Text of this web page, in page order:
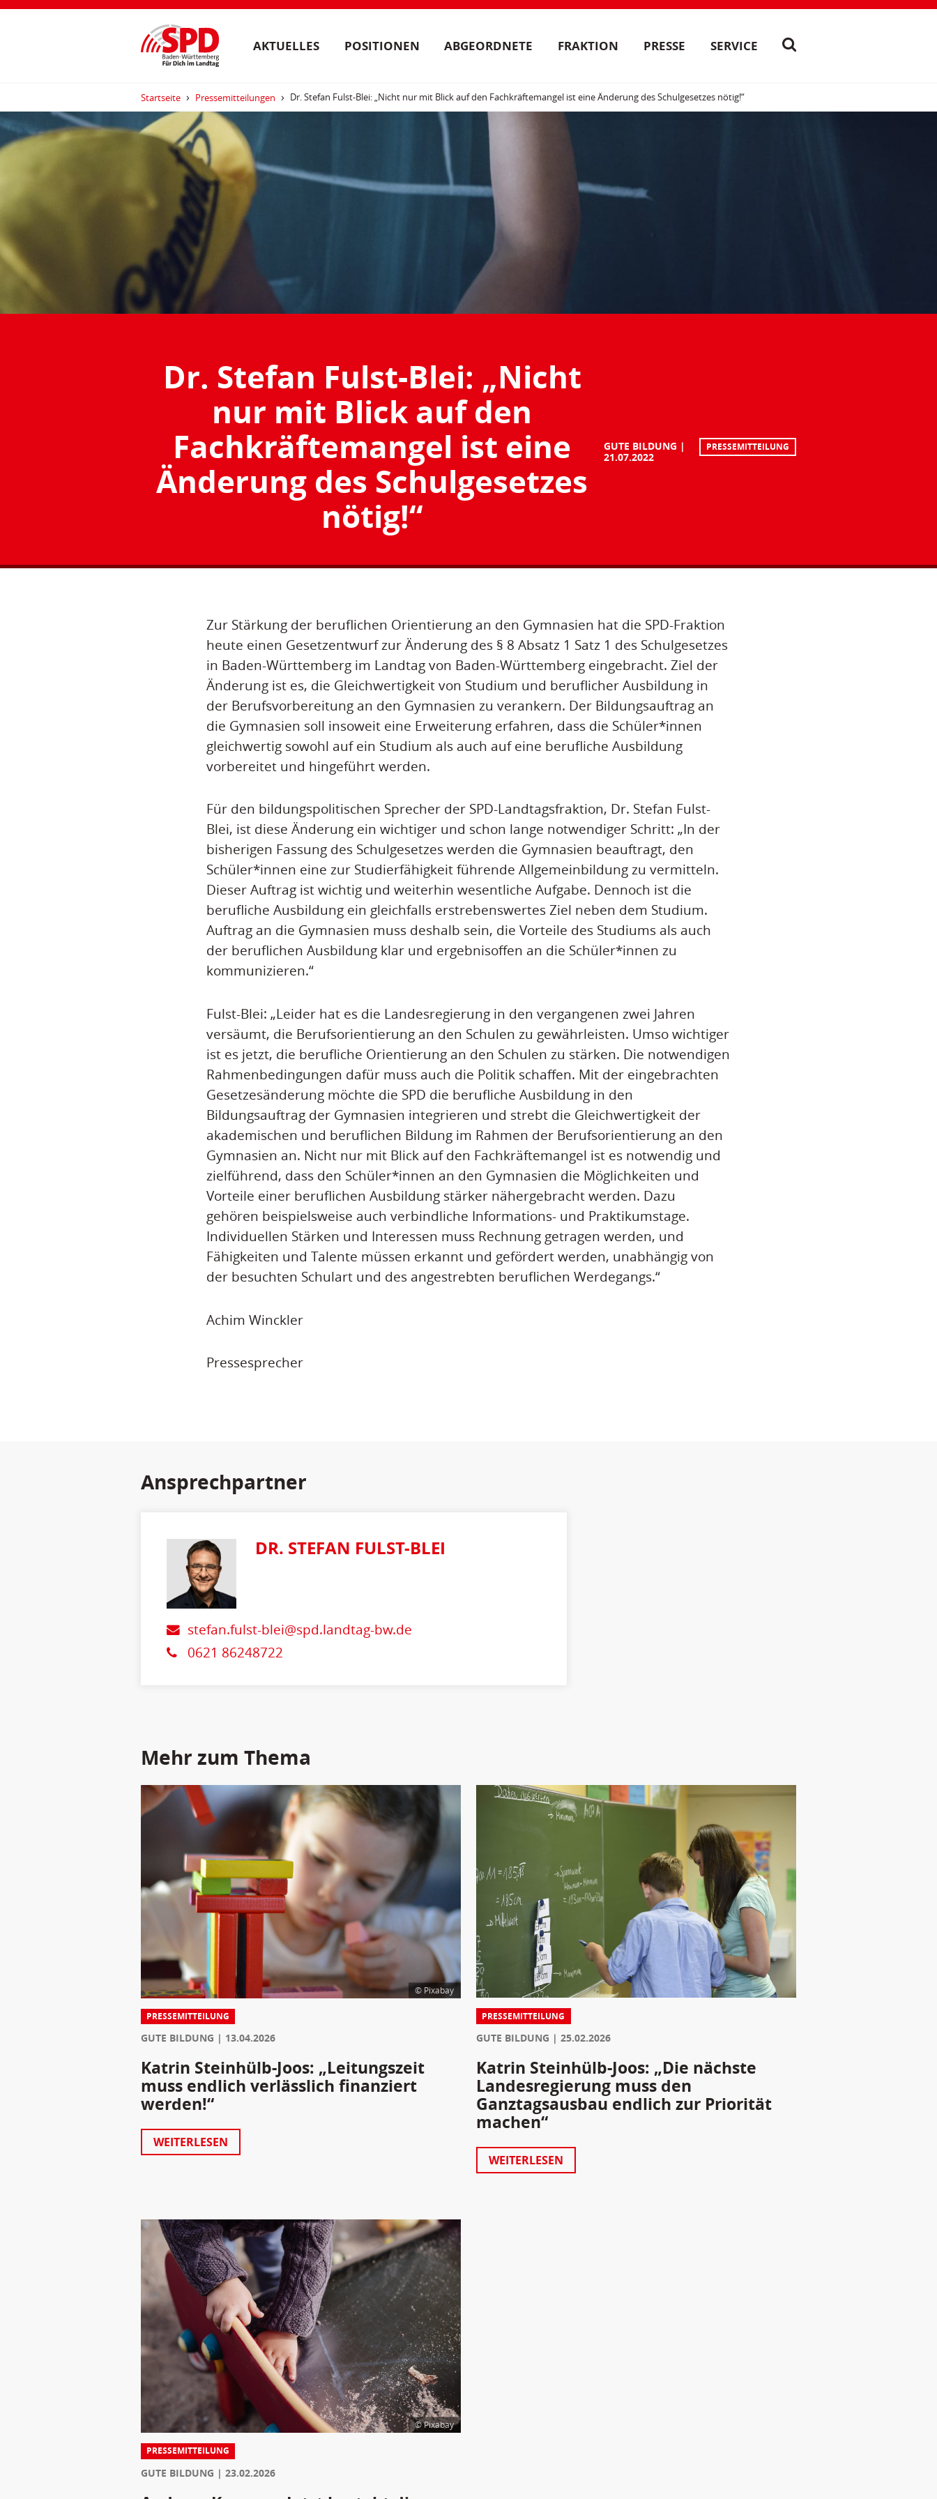
AKTUELLES POSITIONEN ABGEORDNETE FRAKTION PRESSE SERVICE
Startseite Pressemitteilungen Dr. Stefan Fulst-Blei: „Nicht nur mit Blick auf den Fachkräftemangel ist eine Änderung des Schulgesetzes nötig!“
Dr. Stefan Fulst-Blei: „Nicht
nur mit Blick auf den
Fachkräftemangel ist eine
Änderung des Schulgesetzes
nötig!“
GUTE BILDUNG
21.07.2022
PRESSEMITTEILUNG
Zur Stärkung der beruflichen Orientierung an den Gymnasien hat die SPD-Fraktion
heute einen Gesetzentwurf zur Änderung des § 8 Absatz 1 Satz 1 des Schulgesetzes
in Baden-Württemberg im Landtag von Baden-Württemberg eingebracht. Ziel der
Änderung ist es, die Gleichwertigkeit von Studium und beruflicher Ausbildung in
der Berufsvorbereitung an den Gymnasien zu verankern. Der Bildungsauftrag an
die Gymnasien soll insoweit eine Erweiterung erfahren, dass die Schüler*innen
gleichwertig sowohl auf ein Studium als auch auf eine berufliche Ausbildung
vorbereitet und hingeführt werden.
Für den bildungspolitischen Sprecher der SPD-Landtagsfraktion, Dr. Stefan Fulst-
Blei, ist diese Änderung ein wichtiger und schon lange notwendiger Schritt: „In der
bisherigen Fassung des Schulgesetzes werden die Gymnasien beauftragt, den
Schüler*innen eine zur Studierfähigkeit führende Allgemeinbildung zu vermitteln.
Dieser Auftrag ist wichtig und weiterhin wesentliche Aufgabe. Dennoch ist die
berufliche Ausbildung ein gleichfalls erstrebenswertes Ziel neben dem Studium.
Auftrag an die Gymnasien muss deshalb sein, die Vorteile des Studiums als auch
der beruflichen Ausbildung klar und ergebnisoffen an die Schüler*innen zu
kommunizieren.“
Fulst-Blei: „Leider hat es die Landesregierung in den vergangenen zwei Jahren
versäumt, die Berufsorientierung an den Schulen zu gewährleisten. Umso wichtiger
ist es jetzt, die berufliche Orientierung an den Schulen zu stärken. Die notwendigen
Rahmenbedingungen dafür muss auch die Politik schaffen. Mit der eingebrachten
Gesetzesänderung möchte die SPD die berufliche Ausbildung in den
Bildungsauftrag der Gymnasien integrieren und strebt die Gleichwertigkeit der
akademischen und beruflichen Bildung im Rahmen der Berufsorientierung an den
Gymnasien an. Nicht nur mit Blick auf den Fachkräftemangel ist es notwendig und
zielführend, dass den Schüler*innen an den Gymnasien die Möglichkeiten und
Vorteile einer beruflichen Ausbildung stärker nähergebracht werden. Dazu
gehören beispielsweise auch verbindliche Informations- und Praktikumstage.
Individuellen Stärken und Interessen muss Rechnung getragen werden, und
Fähigkeiten und Talente müssen erkannt und gefördert werden, unabhängig von
der besuchten Schulart und des angestrebten beruflichen Werdegangs.“
Achim Winckler
Pressesprecher
Ansprechpartner
DR. STEFAN FULST-BLEI
stefan.fulst-blei@spd.landtag-bw.de
0621 86248722
Mehr zum Thema
© Pixabay
PRESSEMITTEILUNG
GUTE BILDUNG 13.04.2026
Katrin Steinhülb-Joos: „Leitungszeit
muss endlich verlässlich finanziert
werden!“
WEITERLESEN
PRESSEMITTEILUNG
GUTE BILDUNG 25.02.2026
Katrin Steinhülb-Joos: „Die nächste
Landesregierung muss den
Ganztagsausbau endlich zur Priorität
machen“
WEITERLESEN
© Pixabay
PRESSEMITTEILUNG
GUTE BILDUNG 23.02.2026